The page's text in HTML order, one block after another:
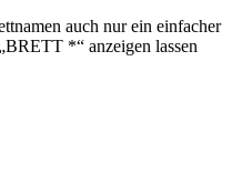
auch nur ein einfacher
*“ anzeigen lassen